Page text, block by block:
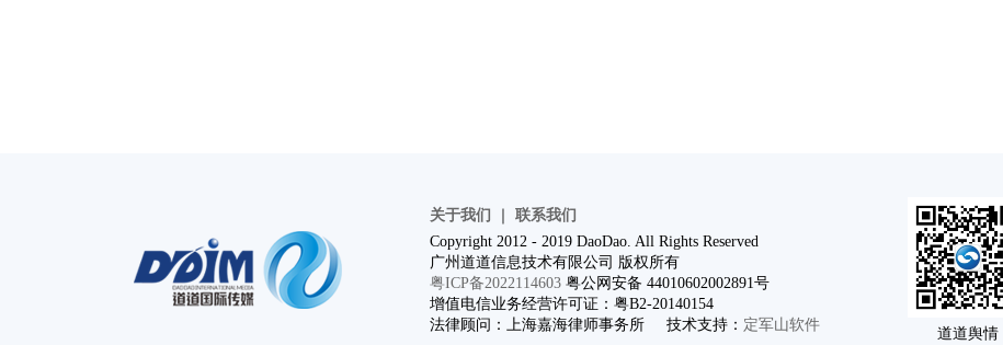
关于我们
联系我们
Copyright 2012 - 2019 DaoDao. All Rights Reserved
广州道道信息技术有限公司 版权所有
粤ICP备2022114603 粤公网安备 44010602002891号
增值电信业务经营许可证：粤B2-20140154
法律顾问：上海嘉海律师事务所 技术支持： 定军山软件 道道舆情